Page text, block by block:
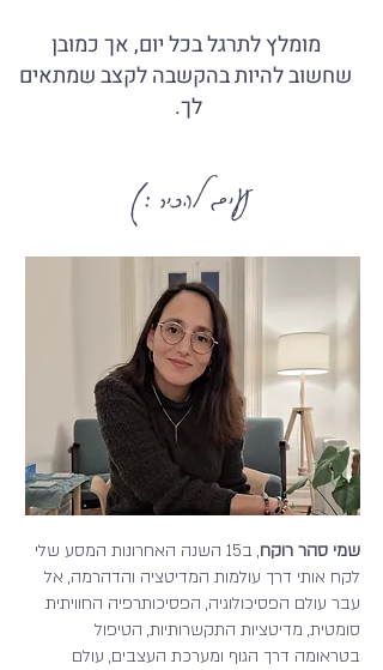
מומלץ לתרגל בכל יום, אך כמובן
שחשוב להיות בהקשבה לקצב שמתאים
לך.
נעים להכיר :)
שמי סהר רוקח
, ב15 השנה האחרונות המסע שלי
לקח אותי דרך עולמות המדיטציה והדהרמה, אל
עבר עולם הפסיכולוגיה, הפסיכותרפיה החוויתית
סומטית, מדיטציות התקשרותיות, הטיפול
בטראומה דרך הגוף ומערכת העצבים, עולם